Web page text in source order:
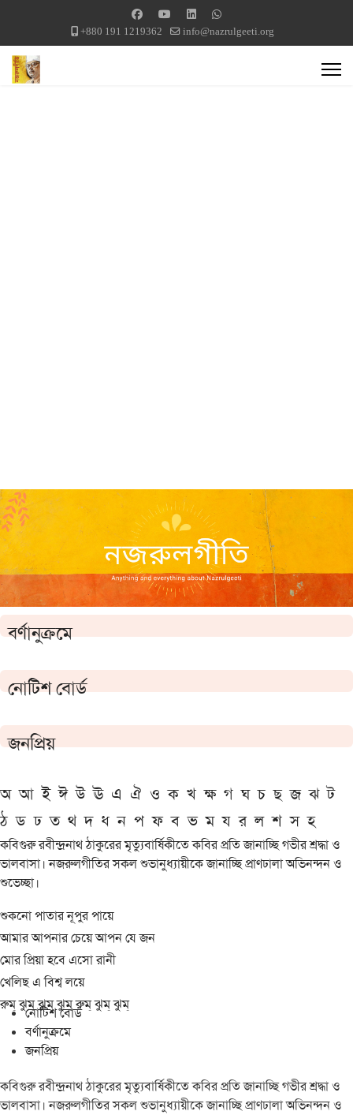
+880 191 1219362 info@nazrulgeeti.org
বর্ণানুক্রমে
নোটিশ বোর্ড
জনপ্রিয়
অ আ ই ঈ উ ঊ এ ঐ ও ক খ ক্ষ গ ঘ চ ছ জ ঝ ট
ঠ ড ঢ ত থ দ ধ ন প ফ ব ভ ম য র ল শ স হ
কবিগুরু রবীন্দ্রনাথ ঠাকুরের মৃত্যুবার্ষিকীতে কবির প্রতি জানাচ্ছি গভীর শ্রদ্ধা ও
ভালবাসা। নজরুলগীতির সকল শুভানুধ্যায়ীকে জানাচ্ছি প্রাণঢালা অভিনন্দন ও
শুভেচ্ছা।
শুকনো পাতার নূপুর পায়ে
আমার আপনার চেয়ে আপন যে জন
মোর প্রিয়া হবে এসো রানী
খেলিছ এ বিশ্ব লয়ে
রুম্ ঝুম্ ঝুম্ ঝুম্ রুম্ ঝুম্ ঝুম্
নোটিশ বোর্ড
বর্ণানুক্রমে
জনপ্রিয়
কবিগুরু রবীন্দ্রনাথ ঠাকুরের মৃত্যুবার্ষিকীতে কবির প্রতি জানাচ্ছি গভীর শ্রদ্ধা ও
ভালবাসা। নজরুলগীতির সকল শুভানুধ্যায়ীকে জানাচ্ছি প্রাণঢালা অভিনন্দন ও